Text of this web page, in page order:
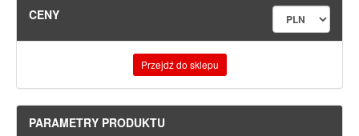
CENY
Przejdź do sklepu
PARAMETRY PRODUKTU